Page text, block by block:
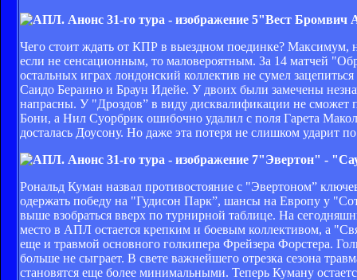
"Вест Бромвич
Чего стоит ждать от КПР в выездном поединке? Максимум,
если не сенсационным, то маловероятным. За 14 матчей
остальных играх лондонский коллектив не сумел
Саидо Бераино и Браун Идейе. У двоих были замечены
напрасны. У "Дроздов” в виду дисквалификации не сможет
Бони, а Нил Суорбрик ошибочно удалил с поля Гарета
досталась Доусону. Но даже эта потеря не слишком ударит
"Эвертон" -
Рональд Куман назвал противостояние с "Эвертоном”
одержать победу на "Гудисон Парк”, шансы на Европу у
выше взобраться вверх по турнирной таблице. На
место в АПЛ остается крепким и боевым коллективом, а
еще и травмой основного голкипера Фрейзера Форстера.
больше не сыграет. В свете важнейшего отрезка сезона
становятся еще более минимальными. Теперь Куману